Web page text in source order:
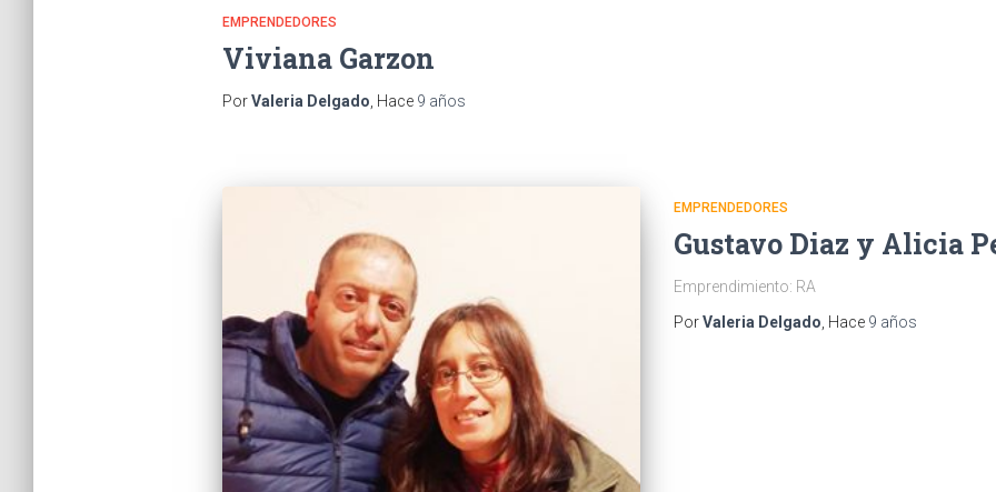
EMPRENDEDORES
Viviana Garzon
PorValeria Delgado , Hace 9 años
EMPRENDEDORES
Gustavo Diaz y Alicia
Emprendimiento: RA
PorValeria Delgado , Hace 9 años